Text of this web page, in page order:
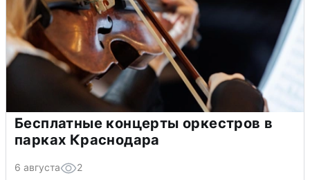
Бесплатные концерты оркестров в
парках Краснодара
6 августа 2